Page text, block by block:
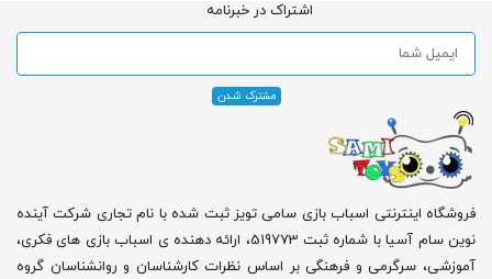
اشتراک در خبرنامه
فروشگاه اینترنتی اسباب بازی سامی تویز ثبت شده با نام تجاری شرکت آینده
نوین سام آسیا با شماره ثبت 519773، ارائه دهنده ی اسباب بازی های فکری،
آموزشی، سرگرمی و فرهنگی بر اساس نظرات کارشناسان و روانشناسان گروه